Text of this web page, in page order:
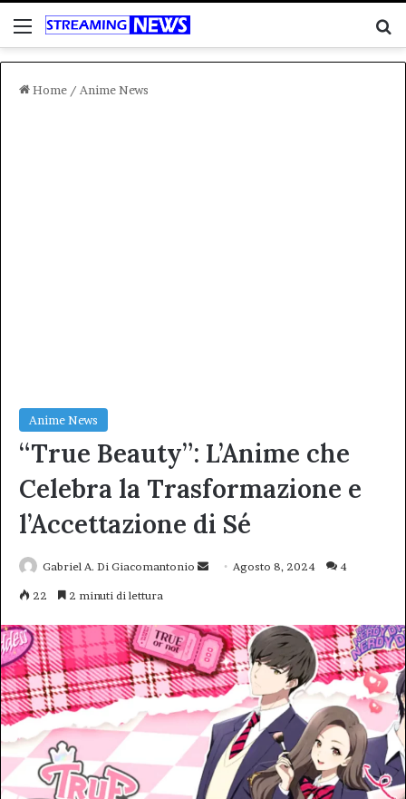
Menu
Home / Anime News
Anime News
“True Beauty”: L’Anime che
Celebra la Trasformazione e
l’Accettazione di Sé
Gabriel A. Di Giacomantonio
InviaAgosto 8, 2024 4
22 2 minuti di lettura